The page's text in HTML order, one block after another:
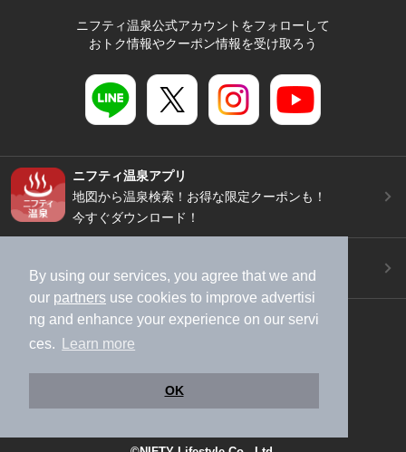
By using our services, you agree that we and
our partners use cookies to improve advertisi
ng and enhance your experience on our servi
ces.
Learn more
OK
ニフティ温泉公式アカウントをフォローして
おトク情報やクーポン情報を受け取ろう
ニフティ温泉アプリ
地図から温泉検索！お得な限定クーポンも！
今すぐダウンロード！
施設データの新規追加や修正依頼もこちらから
スマートフォン /
PC
加盟店募集（資料請求）
特定商取引法に基づく表記